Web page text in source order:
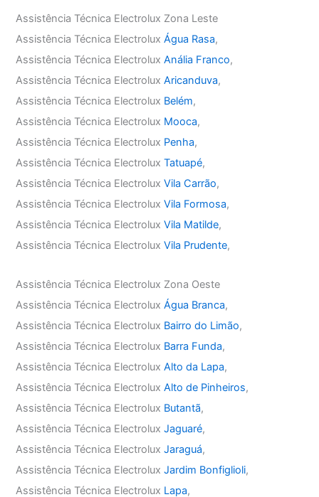
Assistência Técnica Electrolux Zona Leste
Assistência Técnica ElectroluxÁgua Rasa,
Assistência Técnica ElectroluxAnália Franco,
Assistência Técnica ElectroluxAricanduva,
Assistência Técnica Electrolux Belém,
Assistência Técnica Electrolux Mooca,
Assistência Técnica Electrolux Penha,
Assistência Técnica ElectroluxTatuapé,
Assistência Técnica ElectroluxVila Carrão,
Assistência Técnica ElectroluxVila Formosa,
Assistência Técnica ElectroluxVila Matilde,
Assistência Técnica ElectroluxVila Prudente,
Assistência Técnica Electrolux Zona Oeste
Assistência Técnica ElectroluxÁgua Branca,
Assistência Técnica Electrolux Bairro do Limão,
Assistência Técnica Electrolux Barra Funda,
Assistência Técnica ElectroluxAlto da Lapa,
Assistência Técnica ElectroluxAlto de Pinheiros,
Assistência Técnica Electrolux Butantã,
Assistência Técnica ElectroluxJaguaré,
Assistência Técnica ElectroluxJaraguá,
Assistência Técnica ElectroluxJardim Bonfiglioli,
Assistência Técnica Electrolux Lapa,